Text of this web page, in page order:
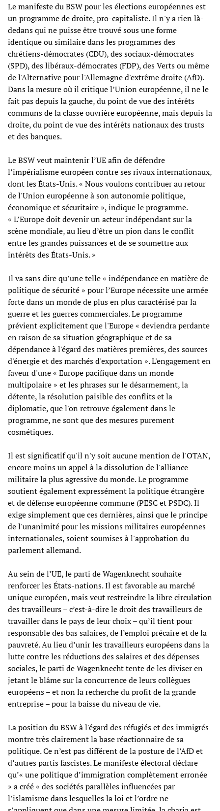
Le manifeste du BSW pour les élections européennes est
un programme de droite, pro-capitaliste. Il n'y a rien là-
dedans qui ne puisse être trouvé sous une forme
identique ou similaire dans les programmes des
chrétiens-démocrates (CDU), des sociaux-démocrates
(SPD), des libéraux-démocrates (FDP), des Verts ou même
de l'Alternative pour l'Allemagne d'extrême droite (AfD).
Dans la mesure où il critique l’Union européenne, il ne le
fait pas depuis la gauche, du point de vue des intérêts
communs de la classe ouvrière européenne, mais depuis la
droite, du point de vue des intérêts nationaux des trusts
et des banques.
Le BSW veut maintenir l’UE afin de défendre
l’impérialisme européen contre ses rivaux internationaux,
dont les États-Unis. « Nous voulons contribuer au retour
de l'Union européenne à son autonomie politique,
économique et sécuritaire », indique le programme.
« L’Europe doit devenir un acteur indépendant sur la
scène mondiale, au lieu d’être un pion dans le conflit
entre les grandes puissances et de se soumettre aux
intérêts des États-Unis. »
Il va sans dire qu’une telle « indépendance en matière de
politique de sécurité » pour l’Europe nécessite une armée
forte dans un monde de plus en plus caractérisé par la
guerre et les guerres commerciales. Le programme
prévient explicitement que l'Europe « deviendra perdante
en raison de sa situation géographique et de sa
dépendance à l'égard des matières premières, des sources
d'énergie et des marchés d'exportation ». L'engagement en
faveur d'une « Europe pacifique dans un monde
multipolaire » et les phrases sur le désarmement, la
détente, la résolution paisible des conflits et la
diplomatie, que l'on retrouve également dans le
programme, ne sont que des mesures purement
cosmétiques.
Il est significatif qu'il n'y soit aucune mention de l'OTAN,
encore moins un appel à la dissolution de l'alliance
militaire la plus agressive du monde. Le programme
soutient également expressément la politique étrangère
et de défense européenne commune (PESC et PSDC). Il
exige simplement que ces dernières, ainsi que le principe
de l'unanimité pour les missions militaires européennes
internationales, soient soumises à l'approbation du
parlement allemand.
Au sein de l’UE, le parti de Wagenknecht souhaite
renforcer les États-nations. Il est favorable au marché
unique européen, mais veut restreindre la libre circulation
des travailleurs – c’est-à-dire le droit des travailleurs de
travailler dans le pays de leur choix – qu’il tient pour
responsable des bas salaires, de l’emploi précaire et de la
pauvreté. Au lieu d’unir les travailleurs européens dans la
lutte contre les réductions des salaires et des dépenses
sociales, le parti de Wagenknecht tente de les diviser en
jetant le blâme sur la concurrence de leurs collègues
européens – et non la recherche du profit de la grande
entreprise – pour la baisse du niveau de vie.
La position du BSW à l'égard des réfugiés et des immigrés
montre très clairement la base réactionnaire de sa
politique. Ce n’est pas différent de la posture de l’AfD et
d’autres partis fascistes. Le manifeste électoral déclare
qu’« une politique d’immigration complètement erronée
» a créé « des sociétés parallèles influencées par
l’islamisme dans lesquelles la loi et l’ordre ne